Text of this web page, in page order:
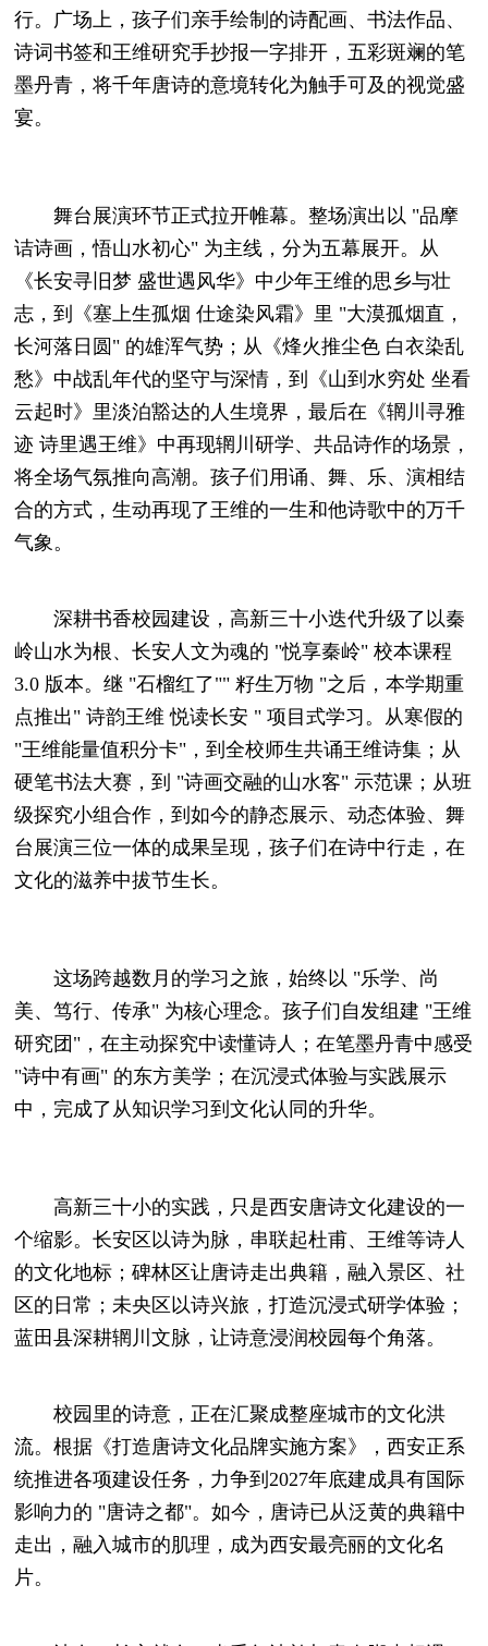
行。广场上，孩子们亲手绘制的诗配画、书法作品、
诗词书签和王维研究手抄报一字排开，五彩斑斓的笔
墨丹青，将千年唐诗的意境转化为触手可及的视觉盛
宴。
舞台展演环节正式拉开帷幕。整场演出以 "品摩
诘诗画，悟山水初心" 为主线，分为五幕展开。从
《长安寻旧梦 盛世遇风华》中少年王维的思乡与壮
志，到《塞上生孤烟 仕途染风霜》里 "大漠孤烟直，
长河落日圆" 的雄浑气势；从《烽火推尘色 白衣染乱
愁》中战乱年代的坚守与深情，到《山到水穷处 坐看
云起时》里淡泊豁达的人生境界，最后在《辋川寻雅
迹 诗里遇王维》中再现辋川研学、共品诗作的场景，
将全场气氛推向高潮。孩子们用诵、舞、乐、演相结
合的方式，生动再现了王维的一生和他诗歌中的万千
气象。
深耕书香校园建设，高新三十小迭代升级了以秦
岭山水为根、长安人文为魂的 "悦享秦岭" 校本课程
3.0 版本。继 "石榴红了"" 籽生万物 "之后，本学期重
点推出" 诗韵王维 悦读长安 " 项目式学习。从寒假的
"王维能量值积分卡"，到全校师生共诵王维诗集；从
硬笔书法大赛，到 "诗画交融的山水客" 示范课；从班
级探究小组合作，到如今的静态展示、动态体验、舞
台展演三位一体的成果呈现，孩子们在诗中行走，在
文化的滋养中拔节生长。
这场跨越数月的学习之旅，始终以 "乐学、尚
美、笃行、传承" 为核心理念。孩子们自发组建 "王维
研究团"，在主动探究中读懂诗人；在笔墨丹青中感受
"诗中有画" 的东方美学；在沉浸式体验与实践展示
中，完成了从知识学习到文化认同的升华。
高新三十小的实践，只是西安唐诗文化建设的一
个缩影。长安区以诗为脉，串联起杜甫、王维等诗人
的文化地标；碑林区让唐诗走出典籍，融入景区、社
区的日常；未央区以诗兴旅，打造沉浸式研学体验；
蓝田县深耕辋川文脉，让诗意浸润校园每个角落。
校园里的诗意，正在汇聚成整座城市的文化洪
流。根据《打造唐诗文化品牌实施方案》，西安正系
统推进各项建设任务，力争到2027年底建成具有国际
影响力的 "唐诗之都"。如今，唐诗已从泛黄的典籍中
走出，融入城市的肌理，成为西安最亮丽的文化名
片。